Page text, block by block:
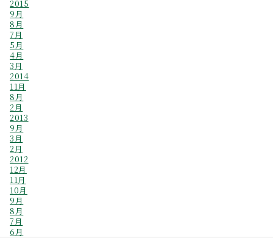
2015
9月
8月
7月
5月
4月
3月
2014
11月
8月
2月
2013
9月
3月
2月
2012
12月
11月
10月
9月
8月
7月
6月